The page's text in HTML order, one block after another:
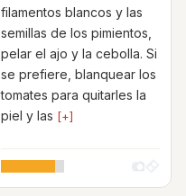
filamentos blancos y las
semillas de los pimientos,
pelar el ajo y la cebolla. Si
se prefiere, blanquear los
tomates para quitarles la
piel y las [+]